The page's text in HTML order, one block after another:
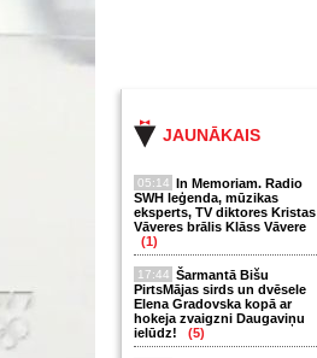
JAUNĀKAIS
05:14 In Memoriam. Radio
SWH leģenda, mūzikas
eksperts, TV diktores Kristas
Vāveres brālis Klāss Vāvere
(1)
17:44 Šarmantā Bišu
PirtsMājas sirds un dvēsele
Elena Gradovska kopā ar
hokeja zvaigzni Daugaviņu
ielūdz!
(5)